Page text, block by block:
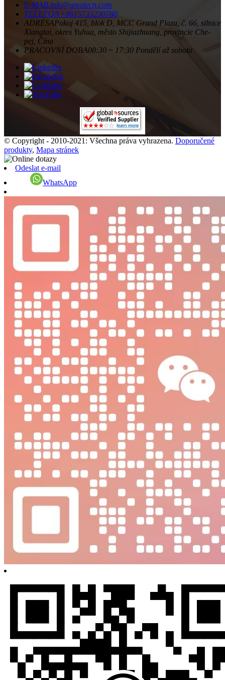
E-MAILinfo@arextecn.com
TELEFON+8615733230780
ADRESAPokoj 415, blok D, MCC Grand Plaza, č. 66, silnice
Xiangtai, okres Yuhua, město Shijiazhuang, provincie Che-
pej, Čína
PRACOVNÍ DOBA08:30 ~ 17:30 Pondělí až sobota
© Copyright - 2010-2021: Všechna práva vyhrazena. Doporučené
produkty, Mapa stránek
Odeslat e-mail
WhatsApp